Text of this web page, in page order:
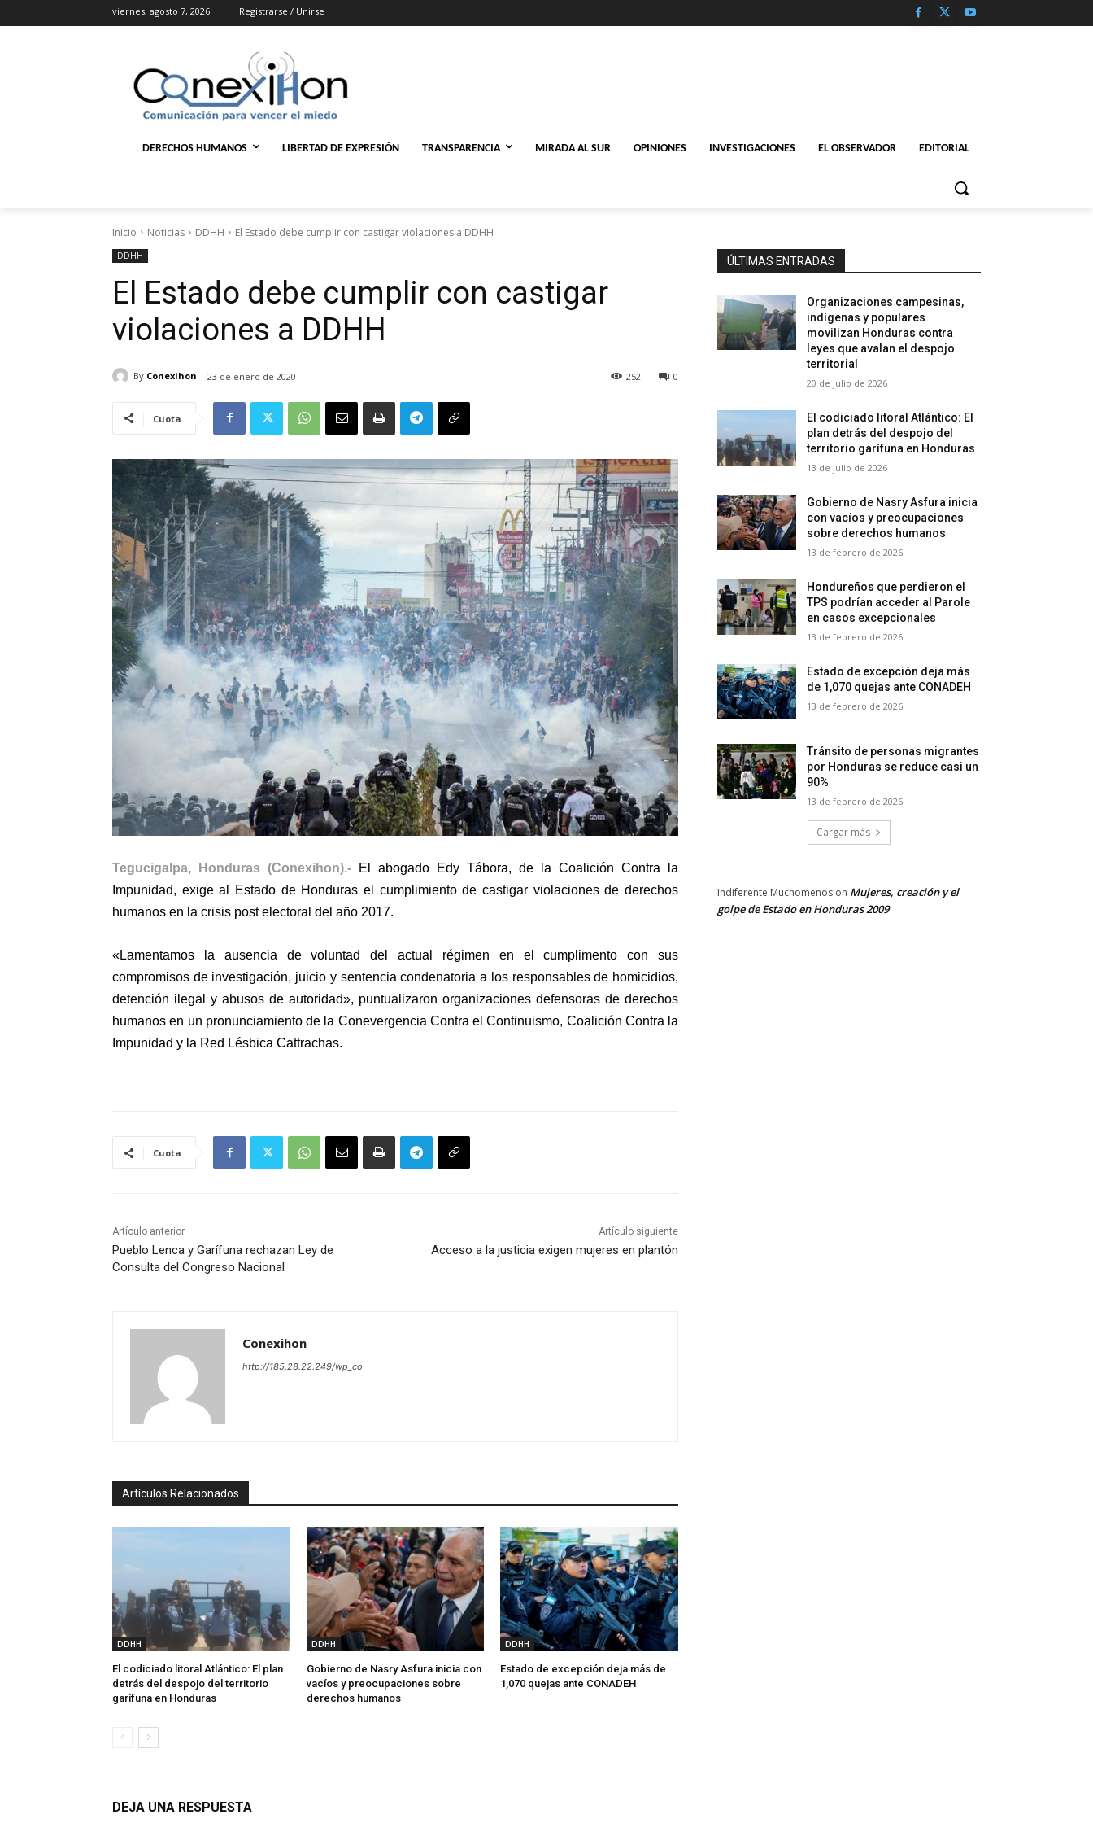
viernes, agosto 7, 2026 Registrarse / Unirse
DERECHOS HUMANOS LIBERTAD DE EXPRESIÓN TRANSPARENCIA MIRADA AL SUR OPINIONES INVESTIGACIONES EL OBSERVADOR EDITORIAL
Inicio Noticias DDHH El Estado debe cumplir con castigar violaciones a DDHH
DDHH
El Estado debe cumplir con castigar
violaciones a DDHH
By Conexihon 23 de enero de 2020 0
252
Cuota
Tegucigalpa, Honduras (Conexihon).- El abogado Edy Tábora, de la Coalición Contra la
Impunidad, exige al Estado de Honduras el cumplimiento de castigar violaciones de derechos
humanos en la crisis post electoral del año 2017.
«Lamentamos la ausencia de voluntad del actual régimen en el cumplimento con sus
compromisos de investigación, juicio y sentencia condenatoria a los responsables de homicidios,
detención ilegal y abusos de autoridad», puntualizaron organizaciones defensoras de derechos
humanos en un pronunciamiento de la Conevergencia Contra el Continuismo, Coalición Contra la
Impunidad y la Red Lésbica Cattrachas.
Cuota
Artículo anterior
Pueblo Lenca y Garífuna rechazan Ley de
Consulta del Congreso Nacional
Artículo siguiente
Acceso a la justicia exigen mujeres en plantón
Conexihon
http://185.28.22.249/wp_co
Artículos Relacionados
DDHH
El codiciado litoral Atlántico: El plan
detrás del despojo del territorio
garífuna en Honduras
DDHH
Gobierno de Nasry Asfura inicia con
vacíos y preocupaciones sobre
derechos humanos
DDHH
Estado de excepción deja más de
1,070 quejas ante CONADEH
DEJA UNA RESPUESTA
ÚLTIMAS ENTRADAS
Organizaciones campesinas,
indígenas y populares
movilizan Honduras contra
leyes que avalan el despojo
territorial
20 de julio de 2026
El codiciado litoral Atlántico: El
plan detrás del despojo del
territorio garífuna en Honduras
13 de julio de 2026
Gobierno de Nasry Asfura inicia
con vacíos y preocupaciones
sobre derechos humanos
13 de febrero de 2026
Hondureños que perdieron el
TPS podrían acceder al Parole
en casos excepcionales
13 de febrero de 2026
Estado de excepción deja más
de 1,070 quejas ante CONADEH
13 de febrero de 2026
Tránsito de personas migrantes
por Honduras se reduce casi un
90%
13 de febrero de 2026
Cargar más
Indiferente Muchomenos on Mujeres, creación y el
golpe de Estado en Honduras 2009